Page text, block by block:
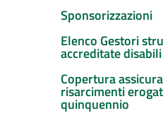
Sponsorizzazioni
Elenco Gestori
accreditate
Copertura
risarcimenti
quinquennio